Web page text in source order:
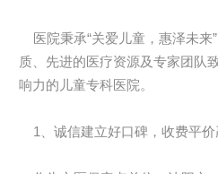
医院秉承“关爱儿童，惠泽未来
质、先进的医疗资源及专家团队
响力的儿童专科医院。
1、诚信建立好口碑，收费平价